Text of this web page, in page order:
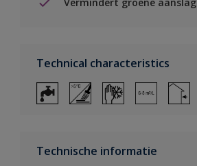
Technical characteristics
Technische informatie